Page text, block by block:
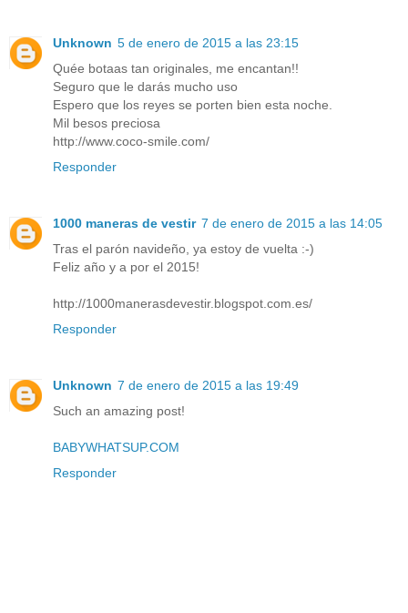
Unknown 5 de enero de 2015 a las 23:15
Quée botaas tan originales, me encantan!!
Seguro que le darás mucho uso
Espero que los reyes se porten bien esta noche.
Mil besos preciosa
http://www.coco-smile.com/
Responder
1000 maneras de vestir 7 de enero de 2015 a las 14:05
Tras el parón navideño, ya estoy de vuelta :-)
Feliz año y a por el 2015!
http://1000manerasdevestir.blogspot.com.es/
Responder
Unknown 7 de enero de 2015 a las 19:49
Such an amazing post!
BABYWHATSUP.COM
Responder